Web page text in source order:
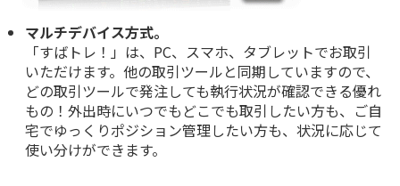
マルチデバイス方式。
「すばトレ！」は、PC、スマホ、タブレットでお取引
いただけます。他の取引ツールと同期していますので、
どの取引ツールで発注しても執行状況が確認できる優れ
もの！外出時にいつでもどこでも取引したい方も、ご自
宅でゆっくりポジション管理したい方も、状況に応じて
使い分けができます。